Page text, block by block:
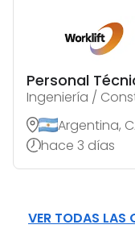
Personal
Ingeniería /
Argentina,
hace 3 días
VER TODAS LAS